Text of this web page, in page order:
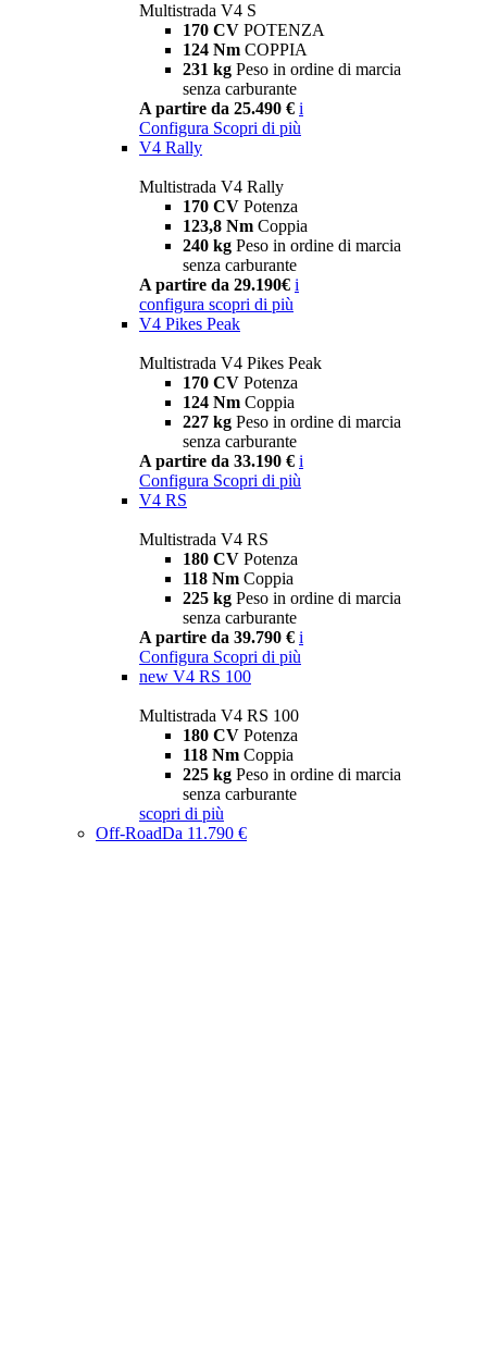
Multistrada V4 S
170 CV POTENZA
124 Nm COPPIA
231 kg Peso in ordine di marcia
senza carburante
A partire da 25.490 € i
Configura Scopri di più
V4 Rally
Multistrada V4 Rally
170 CV Potenza
123,8 Nm Coppia
240 kg Peso in ordine di marcia
senza carburante
A partire da 29.190€ i
configura scopri di più
V4 Pikes Peak
Multistrada V4 Pikes Peak
170 CV Potenza
124 Nm Coppia
227 kg Peso in ordine di marcia
senza carburante
A partire da 33.190 € i
Configura Scopri di più
V4 RS
Multistrada V4 RS
180 CV Potenza
118 Nm Coppia
225 kg Peso in ordine di marcia
senza carburante
A partire da 39.790 € i
Configura Scopri di più
new V4 RS 100
Multistrada V4 RS 100
180 CV Potenza
118 Nm Coppia
225 kg Peso in ordine di marcia
senza carburante
scopri di più
Off-RoadDa 11.790 €